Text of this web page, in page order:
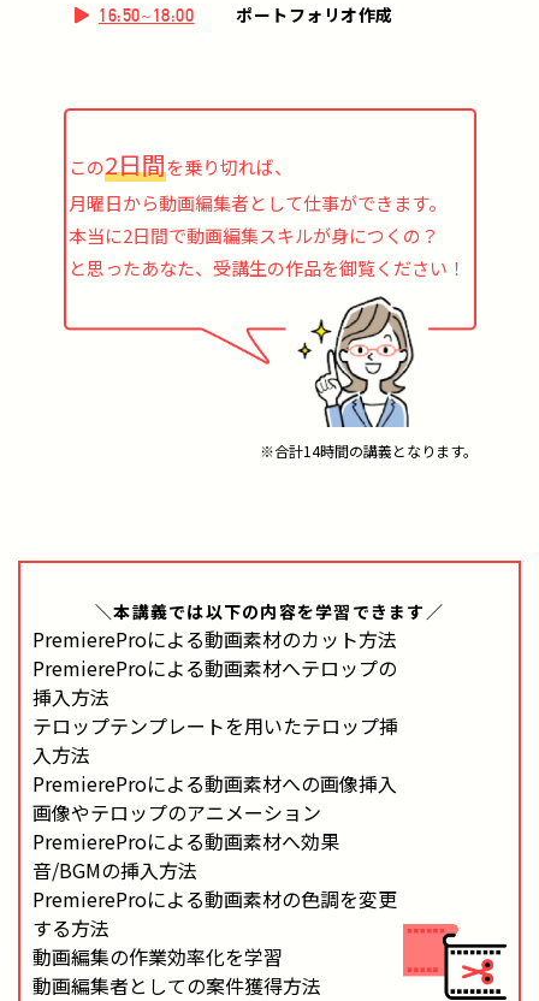
16:50~18:00 ポートフォリオ作成
この2日間を乗り切れば、
月曜日から動画編集者として仕事ができます。
本当に2日間で動画編集スキルが身につくの？
と思ったあなた、受講生の作品を御覧ください！
※合計14時間の講義となります。
＼本講義では以下の内容を学習できます／
PremiereProによる動画素材のカット方法
PremiereProによる動画素材へテロップの
挿入方法
テロップテンプレートを用いたテロップ挿
入方法
PremiereProによる動画素材への画像挿入
画像やテロップのアニメーション
PremiereProによる動画素材へ効果
音/BGMの挿入方法
PremiereProによる動画素材の色調を変更
する方法
動画編集の作業効率化を学習
動画編集者としての案件獲得方法